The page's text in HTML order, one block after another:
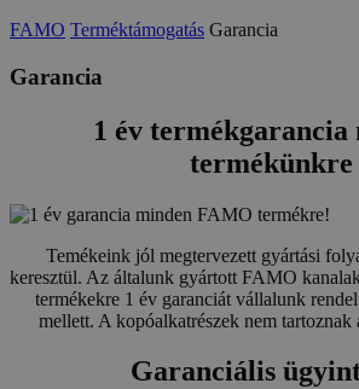
FAMO Terméktámogatás Garancia
Garancia
1 év termékgarancia
termékünkre
Temékeink jól megtervezett gyártási
keresztül. Az általunk gyártott FAMO
termékekre 1 év garanciát vállalunk
mellett. A kopóalkatrészek nem tartoznak
Garanciális